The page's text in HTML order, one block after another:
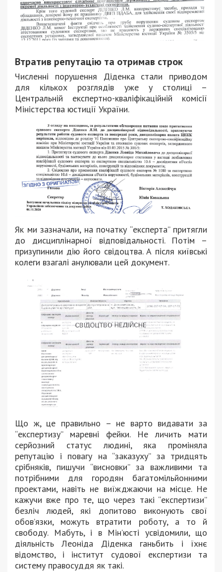
Втратив репутацію та отримав строк
Численні порушення Діденка стали приводом
для кількох розглядів уже у столиці –
Центральній експертно-кваліфікаційній комісії
Міністерства юстиції України.
Як ми зазначали, на початку “експерта” притягли
до дисциплінарної відповідальності. Потім –
призупинили дію його свідоцтва. А після київські
колеги взагалі анулювали цей документ.
Що ж, це правильно – не варто видавати за
“експертизу” маревні фейки. Не личить мати
серйозний статус людині, яка проміняла
репутацію і повагу на “заказуху” за тридцять
срібняків, пишучи “висновки” за важливими та
потрібними для городян багатомільйонними
проектами, навіть не виїжджаючи на місце. Не
кажучи вже про те, що через такі “експертизи”
безліч людей, які допитово виконують свої
обов’язки, можуть втратити роботу, а то й
свободу. Мабуть, і в Мін’юсті усвідомили, що
діяльність Леоніда Діденка ганьбить і їхнє
відомство, і інститут судової експертизи та
систему правосуддя як такі.